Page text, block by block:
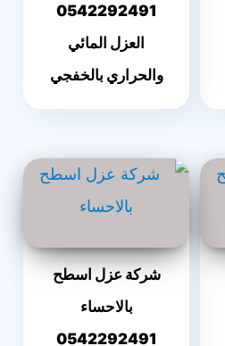
0542292491
العزل المائي
والحراري بالخفجي
شركة عزل اسطح
بالاحساء
0542292491